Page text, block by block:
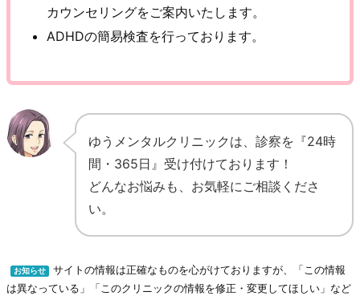
カウンセリングをご案内いたします。
ADHDの簡易検査を行っております。
ゆうメンタルクリニックは、診察を『24時
間・365日』受け付けております！
どんなお悩みも、お気軽にご相談くださ
い。
お知らせ
サイトの情報は正確なものを心がけておりますが、「この情報
は異なっている」「このクリニックの情報を修正・変更してほしい」など